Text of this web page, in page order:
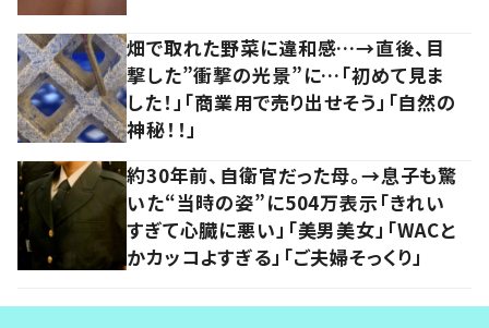
畑で取れた野菜に違和感…→直後、目
撃した”衝撃の光景”に…「初めて見ま
した！」「商業用で売り出せそう」「自然の
神秘！！」
約30年前、自衛官だった母。→息子も驚
いた“当時の姿”に504万表示「きれい
すぎて心臓に悪い」「美男美女」「WACと
かカッコよすぎる」「ご夫婦そっくり」